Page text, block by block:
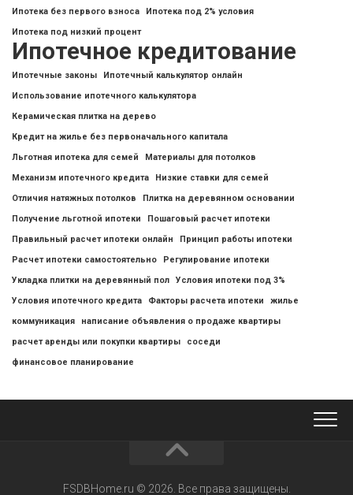
Ипотека без первого взноса
Ипотека под 2% условия
Ипотека под низкий процент
Ипотечное кредитование
Ипотечные законы
Ипотечный калькулятор онлайн
Использование ипотечного калькулятора
Керамическая плитка на дерево
Кредит на жилье без первоначального капитала
Льготная ипотека для семей
Материалы для потолков
Механизм ипотечного кредита
Низкие ставки для семей
Отличия натяжных потолков
Плитка на деревянном основании
Получение льготной ипотеки
Пошаговый расчет ипотеки
Правильный расчет ипотеки онлайн
Принцип работы ипотеки
Расчет ипотеки самостоятельно
Регулирование ипотеки
Укладка плитки на деревянный пол
Условия ипотеки под 3%
Условия ипотечного кредита
Факторы расчета ипотеки
жилье
коммуникация
написание объявления о продаже квартиры
расчет аренды или покупки квартиры
соседи
финансовое планирование
FSDBHome.ru © 2026. Все права защищены.